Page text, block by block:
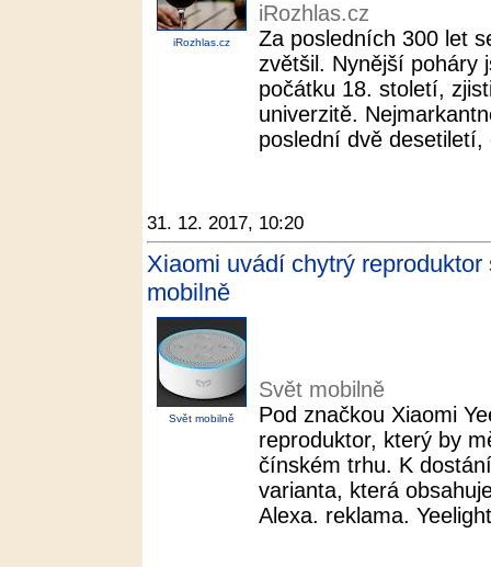
iRozhlas.cz
iRozhlas.cz
Za posledních 300 let
zvětšil. Nynější poháry
počátku 18. století,
univerzitě.
poslední dvě desetiletí,
31. 12. 2017, 10:20
Xiaomi uvádí chytrý
mobilně
Svět mobilně
Svět mobilně
Pod značkou Xiaomi
reproduktor, který by
čínském trhu. K
varianta, která
Alexa. reklama.